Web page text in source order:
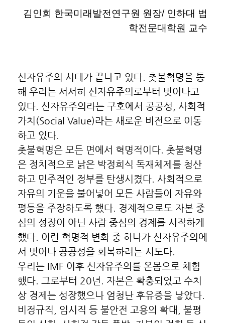
김인회 한국미래발전연구원 원장/ 인하대 법
학전문대학원 교수
신자유주의 시대가 끝나고 있다. 촛불혁명을 통
해 우리는 서서히 신자유주의로부터 벗어나고
있다. 신자유주의라는 구호에서 공공성, 사회적
가치(Social Value)라는 새로운 비전으로 이동
하고 있다.
촛불혁명은 모든 면에서 혁명적이다. 촛불혁명
은 정치적으로 낡은 박정희식 독재체제를 청산
하고 민주적인 정부를 탄생시켰다. 사회적으로
자유의 기운을 불어넣어 모든 사람들이 자유와
평등을 주장하도록 했다. 경제적으로도 자본 중
심의 성장이 아닌 사람 중심의 경제를 시작하게
했다. 이런 혁명적 변화 중 하나가 신자유주의에
서 벗어나 공공성을 회복하려는 시도다.
우리는 IMF 이후 신자유주의를 온몸으로 체험
했다. 그로부터 20년. 자본은 확충되었고 수치
상 경제는 성장했으나 엄청난 후유증을 낳았다.
비정규직, 임시직 등 불안전 고용의 확대, 불평